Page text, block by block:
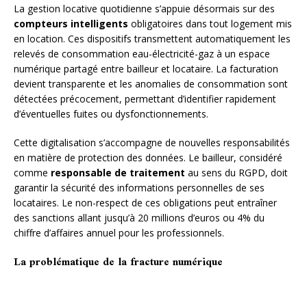
La gestion locative quotidienne s’appuie désormais sur des
compteurs intelligents obligatoires dans tout logement mis
en location. Ces dispositifs transmettent automatiquement les
relevés de consommation eau-électricité-gaz à un espace
numérique partagé entre bailleur et locataire. La facturation
devient transparente et les anomalies de consommation sont
détectées précocement, permettant d’identifier rapidement
d’éventuelles fuites ou dysfonctionnements.
Cette digitalisation s’accompagne de nouvelles responsabilités
en matière de protection des données. Le bailleur, considéré
comme responsable de traitement au sens du RGPD, doit
garantir la sécurité des informations personnelles de ses
locataires. Le non-respect de ces obligations peut entraîner
des sanctions allant jusqu’à 20 millions d’euros ou 4% du
chiffre d’affaires annuel pour les professionnels.
La problématique de la fracture numérique